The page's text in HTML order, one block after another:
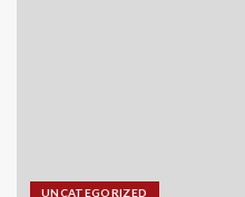
UNCATEGORIZED